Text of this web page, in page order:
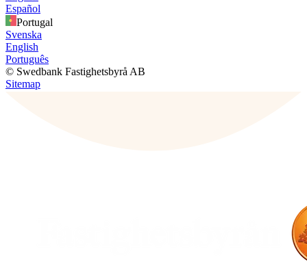
Español
Portugal
Svenska
English
Português
© Swedbank Fastighetsbyrå AB
Sitemap